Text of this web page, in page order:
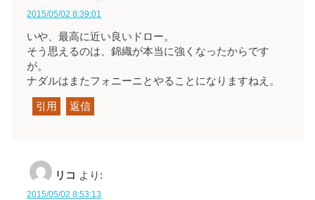
2015/05/02 8:39:01
いや、最高に近い良いドロー。
そう思えるのは、錦織が本当に強くなったからです
が。
ナダルはまたフォニーニとやることになりますねえ。
引用 返信
リコ より:
2015/05/02 8:53:13